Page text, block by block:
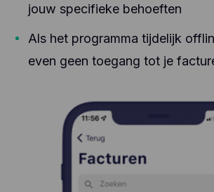
jouw specifieke behoeften
Als het programma tijdelijk
even geen toegang tot je